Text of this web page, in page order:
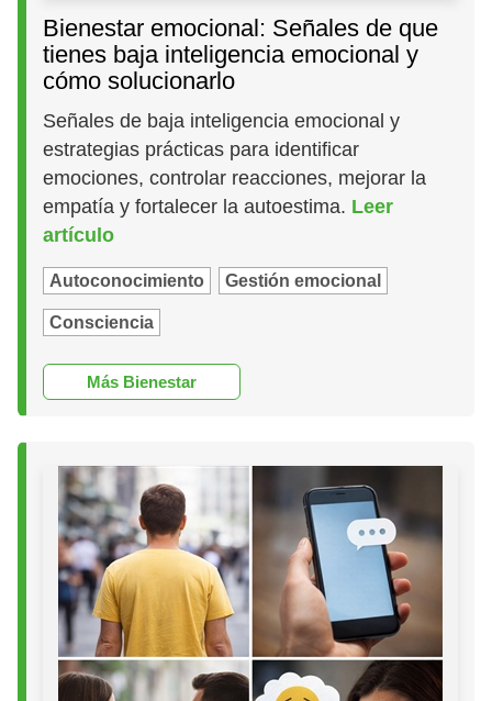
Bienestar emocional: Señales de que
tienes baja inteligencia emocional y
cómo solucionarlo
Señales de baja inteligencia emocional y
estrategias prácticas para identificar
emociones, controlar reacciones, mejorar la
empatía y fortalecer la autoestima. Leer
artículo
Autoconocimiento Gestión emocional
Consciencia
Más Bienestar